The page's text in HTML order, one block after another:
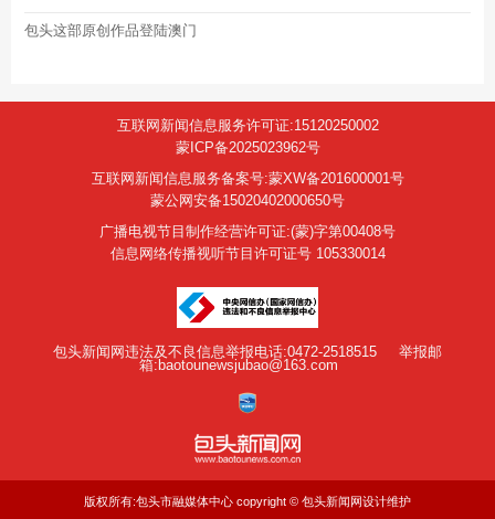
包头这部原创作品登陆澳门
互联网新闻信息服务许可证:15120250002
蒙ICP备2025023962号
互联网新闻信息服务备案号:蒙XW备201600001号
蒙公网安备15020402000650号
广播电视节目制作经营许可证:(蒙)字第00408号
信息网络传播视听节目许可证号 105330014
包头新闻网违法及不良信息举报电话:0472-2518515
举报邮
箱:baotounewsjubao@163.com
版权所有:包头市融媒体中心 copyright © 包头新闻网设计维护